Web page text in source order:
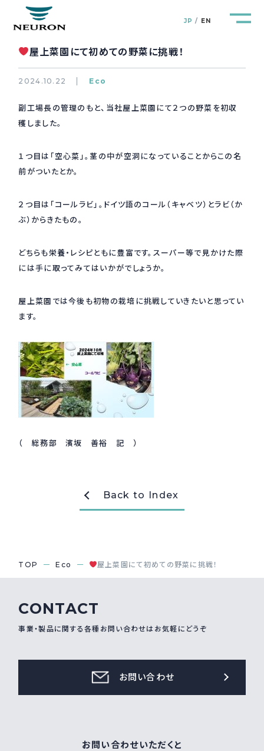
JP EN
管路防災研究所 Pipeline Resilience Lab.
研究開発 R&D
新着情報 News&Topics
お問い合わせ
webカタログ
屋上菜園にて初めての野菜に挑戦！
2024.10.22 Eco
副工場長の管理のもと、当社屋上菜園にて２つの野菜を初収
穫しました。
１つ目は「空心菜」。茎の中が空洞になっていることからこの名
前がついたとか。
２つ目は「コールラビ」。ドイツ語のコール（キャベツ）とラビ（か
ぶ）からきたもの。
どちらも栄養・レシピともに豊富です。スーパー等で見かけた際
には手に取ってみてはいかがでしょうか。
屋上菜園では今後も初物の栽培に挑戦していきたいと思ってい
ます。
（ 総務部 濱坂 善裕 記 ）
Back to Index
TOP Eco 屋上菜園にて初めての野菜に挑戦！
CONTACT
事業・製品に関する各種お問い合わせはお気軽にどうぞ
お問い合わせ
お問い合わせいただくと